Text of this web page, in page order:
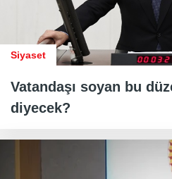
Siyaset
Vatandaşı soyan bu
diyecek?